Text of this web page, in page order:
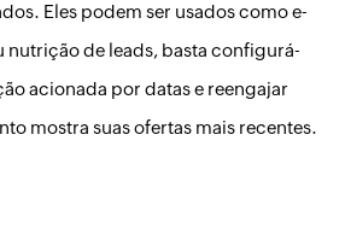
Eles podem ser usados como e-
nutrição de leads, basta configurá-
acionada por datas e reengajar
mostra suas ofertas mais recentes.